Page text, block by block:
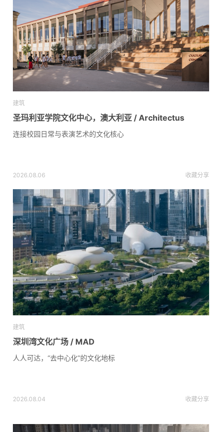
建筑
圣玛利亚学院文化中心，澳大利亚 / Architectus
连接校园日常与表演艺术的文化核心
2026.08.06 收藏分享
建筑
深圳湾文化广场 / MAD
人人可达，“去中心化”的文化地标
2026.08.04 收藏分享